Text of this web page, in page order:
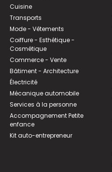
Cuisine
Transports
Mode - Vêtements
Coiffure - Esthétique -
Cosmétique
Commerce - Vente
Bâtiment - Architecture
Électricité
Mécanique automobile
Services à la personne
Accompagnement Petite
enfance
Kit auto-entrepreneur